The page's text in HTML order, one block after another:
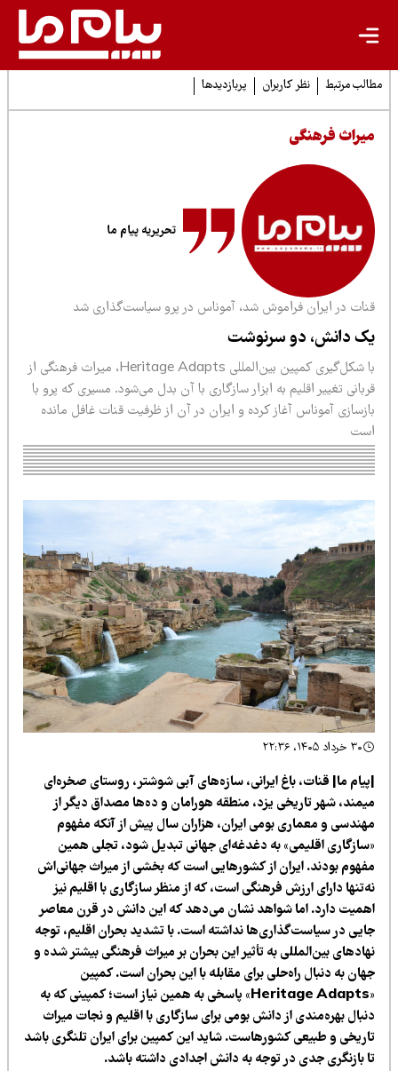
مرتبط نظر کاربران پربازدیدها
فرهنگی
تحریریه پیام ما
در ایران فراموش شد، آموناس در پرو سیاست‌گذاری شد
دانش، دو سرنوشت
با شکل‌گیری کمپین بین‌المللی Heritage Adapts، میراث فرهنگی از
تغییر اقلیم به ابزار سازگاری با آن بدل می‌شود. مسیری که پرو با
آموناس آغاز کرده و ایران در آن از ظرفیت قنات غافل مانده
ما| قنات، باغ ایرانی، سازه‌های آبی شوشتر، روستای صخره‌ای
شهر تاریخی یزد، منطقه هورامان و ده‌ها مصداق دیگر از
و معماری بومی ایران، هزاران سال پیش از آنکه مفهوم
اقلیمی» به دغدغه‌ای جهانی تبدیل شود، تجلی همین
بودند. ایران از کشورهایی است که بخشی از میراث جهانی‌اش
دارای ارزش فرهنگی است، که از منظر سازگاری با اقلیم نیز
دارد. اما شواهد نشان می‌دهد که این دانش در قرن معاصر
در سیاست‌گذاری‌ها نداشته است. با تشدید بحران اقلیم، توجه
بین‌المللی به تأثیر این بحران بر میراث فرهنگی بیشتر شده و
به دنبال راه‌حلی برای مقابله با این بحران است. کمپین
«Heritage Adapts» پاسخی به همین نیاز است؛ کمپینی که به
بهره‌مندی از دانش بومی برای سازگاری با اقلیم و نجات میراث
و طبیعی کشورهاست. شاید این کمپین برای ایران تلنگری باشد
بازنگری جدی در توجه به دانش اجدادی داشته باشد.